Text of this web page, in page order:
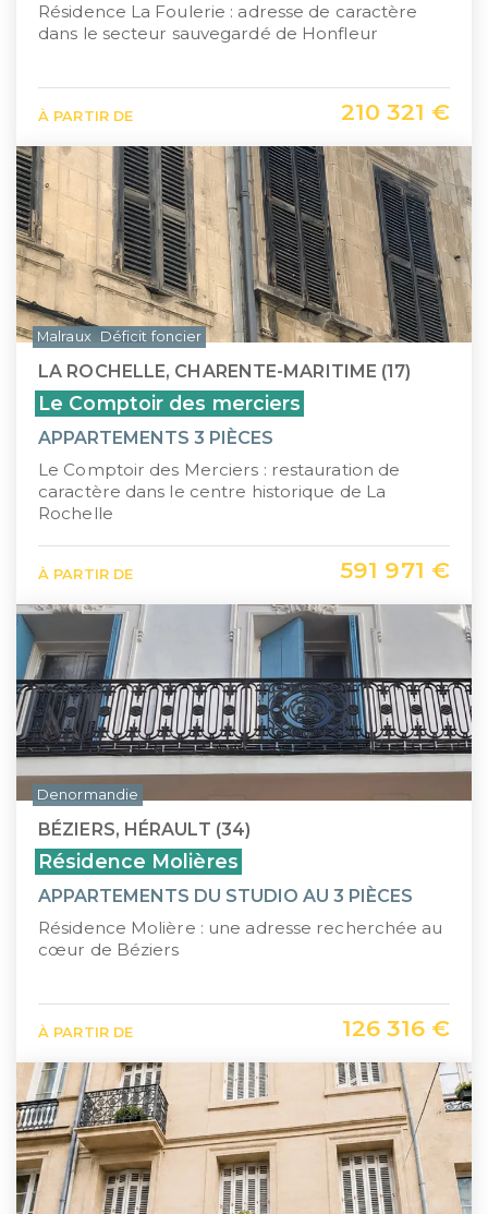
Résidence La Foulerie : adresse de caractère
dans le secteur sauvegardé de Honfleur
À PARTIR DE 210 321 €
LA ROCHELLE, CHARENTE-MARITIME (17)
Le Comptoir des merciers
APPARTEMENTS 3 PIÈCES
Le Comptoir des Merciers : restauration de
caractère dans le centre historique de La
Rochelle
À PARTIR DE 591 971 €
Malraux Déficit foncier
BÉZIERS, HÉRAULT (34)
Résidence Molières
APPARTEMENTS DU STUDIO AU 3 PIÈCES
Résidence Molière : une adresse recherchée au
cœur de Béziers
À PARTIR DE 126 316 €
Denormandie